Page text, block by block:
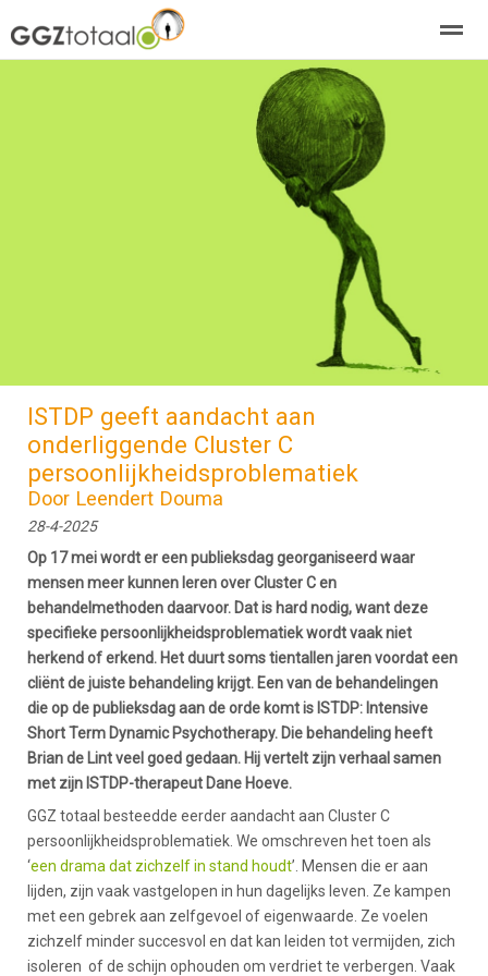
agenda adverteren
Zoeken Pagina's
ISTDP geeft aandacht aan
onderliggende Cluster C
persoonlijkheidsproblematiek
Door Leendert Douma
28-4-2025
Op 17 mei wordt er een publieksdag georganiseerd waar
mensen meer kunnen leren over Cluster C en
behandelmethoden daarvoor. Dat is hard nodig, want deze
specifieke persoonlijkheidsproblematiek wordt vaak niet
herkend of erkend. Het duurt soms tientallen jaren voordat een
cliënt de juiste behandeling krijgt. Een van de behandelingen
die op de publieksdag aan de orde komt is ISTDP: Intensive
Short Term Dynamic Psychotherapy. Die behandeling heeft
Brian de Lint veel goed gedaan. Hij vertelt zijn verhaal samen
met zijn ISTDP-therapeut Dane Hoeve.
GGZ totaal besteedde eerder aandacht aan Cluster C
persoonlijkheidsproblematiek. We omschreven het toen als
‘een drama dat zichzelf in stand houdt’. Mensen die er aan
lijden, zijn vaak vastgelopen in hun dagelijks leven. Ze kampen
met een gebrek aan zelfgevoel of eigenwaarde. Ze voelen
zichzelf minder succesvol en dat kan leiden tot vermijden, zich
isoleren of de schijn ophouden om verdriet te verbergen. Vaak